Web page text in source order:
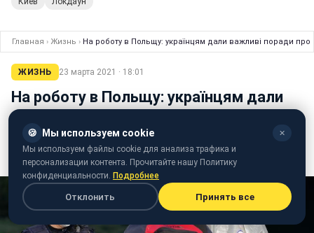
Главная › Жизнь › На роботу в Польщу: українцям дали важливі поради про
ЖИЗНЬ 23 марта 2021 · 18:01
На роботу в Польщу: українцям дали
важливі поради про перетин кордону
Анна Шиканова
редактор ленты новостей
🍪 Мы используем cookie ✕
Мы используем файлы cookie для анализа трафика и
персонализации контента. Прочитайте нашу Политику
конфиденциальности. Подробнее
Отклонить Принять все